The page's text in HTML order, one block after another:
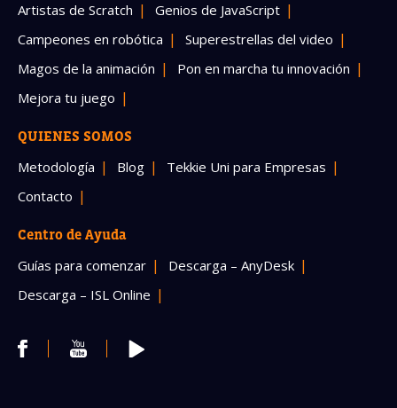
Artistas de Scratch
Genios de JavaScript
Campeones en robótica
Superestrellas del video
Magos de la animación
Pon en marcha tu innovación
Mejora tu juego
QUIENES SOMOS
Metodología Blog
Tekkie Uni para Empresas
Contacto
Centro de Ayuda
Guías para comenzar
Descarga – AnyDesk
Descarga – ISL Online